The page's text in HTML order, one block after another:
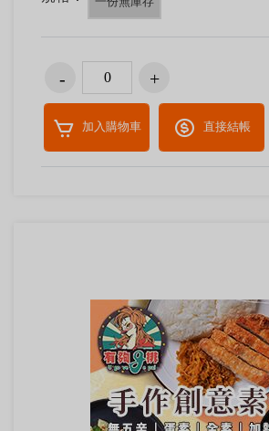
加入購物車 直接結帳